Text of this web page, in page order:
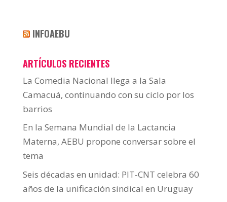
INFOAEBU
ARTÍCULOS RECIENTES
La Comedia Nacional llega a la Sala
Camacuá, continuando con su ciclo por los
barrios
En la Semana Mundial de la Lactancia
Materna, AEBU propone conversar sobre el
tema
Seis décadas en unidad: PIT-CNT celebra 60
años de la unificación sindical en Uruguay